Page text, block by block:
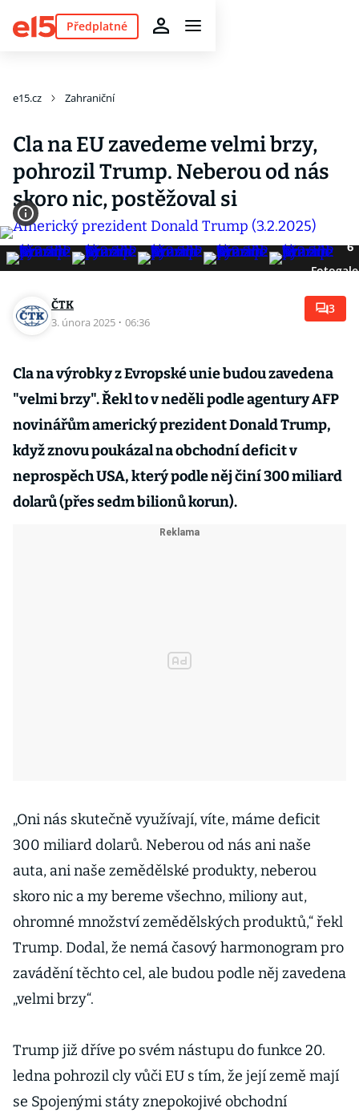
Předplatné
e15.cz Zahraniční
Cla na EU zavedeme velmi brzy,
pohrozil Trump. Neberou od nás
skoro nic, postěžoval si
6
ČTK
3. února 2025 · 06:36
3
Cla na výrobky z Evropské unie budou zavedena
"velmi brzy". Řekl to v neděli podle agentury AFP
novinářům americký prezident Donald Trump,
když znovu poukázal na obchodní deficit v
neprospěch USA, který podle něj činí 300 miliard
dolarů (přes sedm bilionů korun).
„Oni nás skutečně využívají, víte, máme deficit
300 miliard dolarů. Neberou od nás ani naše
auta, ani naše zemědělské produkty, neberou
skoro nic a my bereme všechno, miliony aut,
ohromné množství zemědělských produktů,“ řekl
Trump. Dodal, že nemá časový harmonogram pro
zavádění těchto cel, ale budou podle něj zavedena
„velmi brzy“.
Trump již dříve po svém nástupu do funkce 20.
ledna pohrozil cly vůči EU s tím, že její země mají
se Spojenými státy znepokojivé obchodní